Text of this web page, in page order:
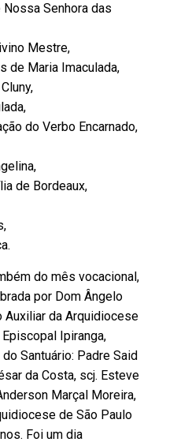
Senhora das
Mestre,
de Maria Imaculada,
do Verbo Encarnado,
de Bordeaux,
do mês vocacional,
por Dom Ângelo
Auxiliar da Arquidiocese
Ipiranga,
Santuário: Padre Said
da Costa, scj. Esteve
Marçal Moreira,
de São Paulo
Foi um dia